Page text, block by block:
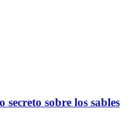
sobre los sables